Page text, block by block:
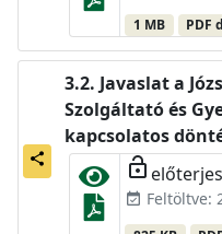
1 MB PDF
share
Javaslat a
Szolgáltató és
kapcsolatos
lock_open
event_available Feltöltve: